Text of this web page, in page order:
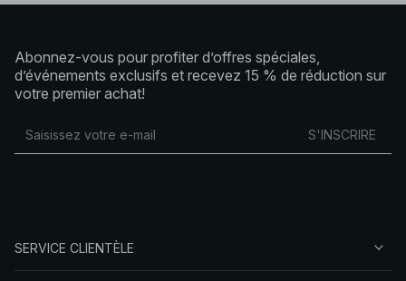
Abonnez-vous pour profiter d’offres spéciales,
d’événements exclusifs et recevez 15 % de réduction sur
votre premier achat!
S'INSCRIRE
SERVICE CLIENTÈLE